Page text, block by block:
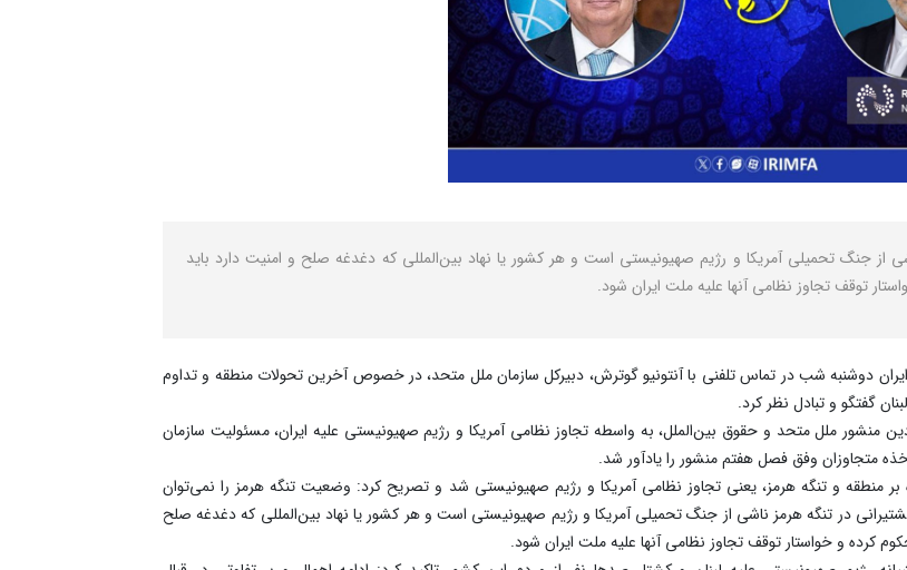
از جنگ تحمیلی آمریکا و رژیم صهیونیستی است و هر کشور یا نهاد بین‌المللی که دغدغه صلح و امنیت دارد باید
توقف تجاوز نظامی آنها علیه ملت ایران شود.
دوشنبه شب در تماس تلفنی با آنتونیو گوترش، دبیرکل سازمان ملل متحد، در خصوص آخرین تحولات منطقه و تداوم
گفتگو و تبادل نظر کرد.
منشور ملل متحد و حقوق بین‌الملل، به واسطه تجاوز نظامی آمریکا و رژیم صهیونیستی علیه ایران، مسئولیت سازمان
متجاوزان وفق فصل هفتم منشور را یادآور شد.
منطقه و تنگه هرمز، یعنی تجاوز نظامی آمریکا و رژیم صهیونیستی شد و تصریح کرد: وضعیت تنگه هرمز را نمی‌توان
در تنگه هرمز ناشی از جنگ تحمیلی آمریکا و رژیم صهیونیستی است و هر کشور یا نهاد بین‌المللی که دغدغه صلح
کرده و خواستار توقف تجاوز نظامی آنها علیه ملت ایران شود.